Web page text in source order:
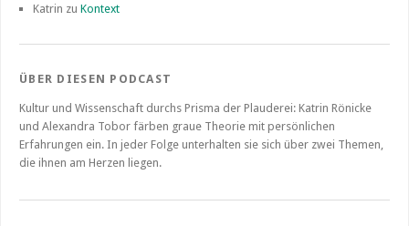
Katrin zu Kontext
ÜBER DIESEN PODCAST
Kultur und Wissenschaft durchs Prisma der Plauderei: Katrin Rönicke
und Alexandra Tobor färben graue Theorie mit persönlichen
Erfahrungen ein. In jeder Folge unterhalten sie sich über zwei Themen,
die ihnen am Herzen liegen.